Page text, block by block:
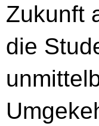
Zukunft
die